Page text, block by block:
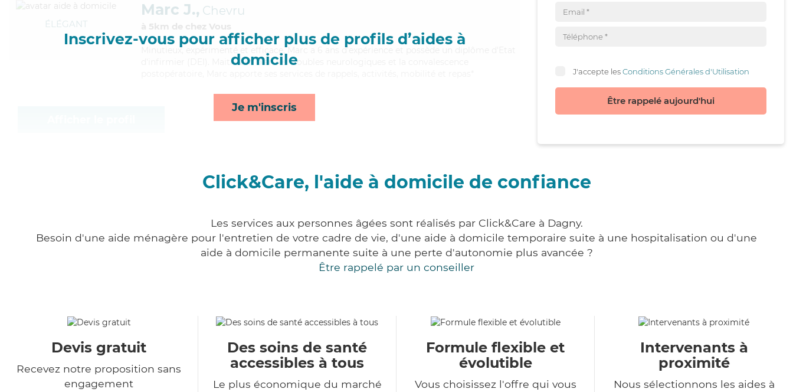
Inscrivez-vous pour afficher plus de profils d’aides à
domicile
Je m'inscris
ÉLÉGANT
Marc J., Chevru
à 5km de chez Vous
Minutieux, expérimenté et efficace, Marc a 6 ans d'expérience et possède un diplôme d'Etat
d'infirmier (DEI). Maitrisant bien les troubles neurologiques et la convalescence
J'accepte lesConditions Générales d'Utilisation
Être rappelé aujourd'hui
Click&Care, l'aide à domicile de confiance
Les services aux personnes âgées sont réalisés par Click&Care à Dagny.
Besoin d'une aide ménagère pour l'entretien de votre cadre de vie, d'une aide à domicile temporaire suite à une hospitalisation ou d'une
aide à domicile permanente suite à une perte d'autonomie plus avancée ?
Être rappelé par un conseiller
Devis gratuit
Recevez notre proposition sans
engagement
Des soins de santé
accessibles à tous
Le plus économique du marché
Formule flexible et
évolutible
Vous choisissez l'offre qui vous
Intervenants à
proximité
Nous sélectionnons les aides à